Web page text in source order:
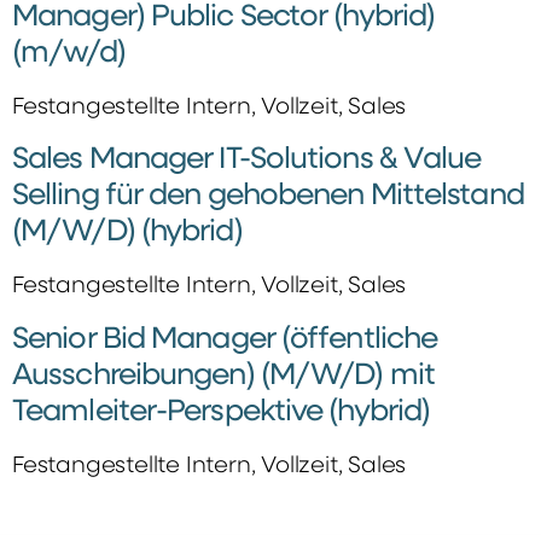
Manager) Public Sector (hybrid)
(m/w/d)
Festangestellte Intern, Vollzeit, Sales
Sales Manager IT-Solutions & Value
Selling für den gehobenen Mittelstand
(M/W/D) (hybrid)
Festangestellte Intern, Vollzeit, Sales
Senior Bid Manager (öffentliche
Ausschreibungen) (M/W/D) mit
Teamleiter-Perspektive (hybrid)
Festangestellte Intern, Vollzeit, Sales